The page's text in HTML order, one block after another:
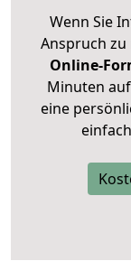
Wenn Sie
Anspruch zu
Online-
Minuten
eine